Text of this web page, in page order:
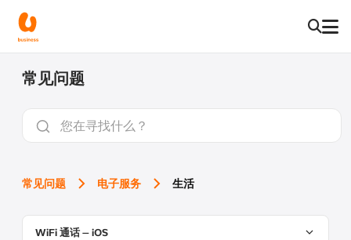
常见问题
常见问题 电子服务 生活
WiFi 通话 – iOS